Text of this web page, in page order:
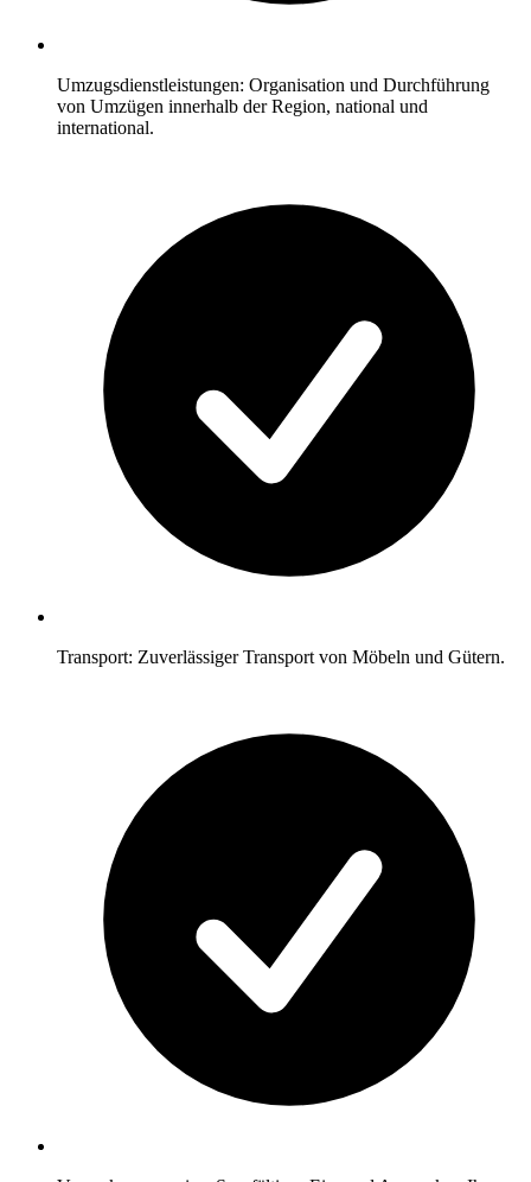
Umzugsdienstleistungen: Organisation und Durchführung
von Umzügen innerhalb der Region, national und
international.
Transport: Zuverlässiger Transport von Möbeln und Gütern.